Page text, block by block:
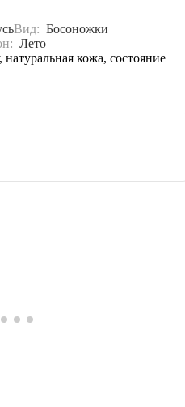
Вид: Босоножки
Лето
кожа, состояние